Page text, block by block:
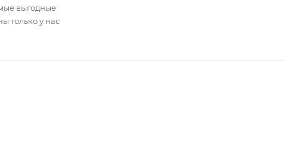
выгодные
только у нас